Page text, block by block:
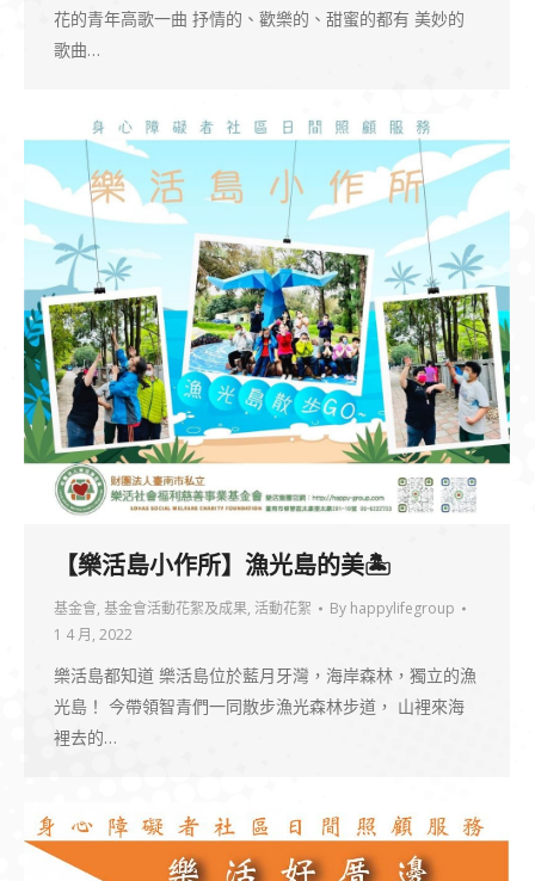
花的青年高歌一曲 抒情的、歡樂的、甜蜜的都有 美妙的
歌曲…
【樂活島小作所】漁光島的美🏝
基金會, 基金會活動花絮及成果, 活動花絮 By happylifegroup
1 4 月, 2022
樂活島都知道 樂活島位於藍月牙灣，海岸森林，獨立的漁
光島！ 今帶領智青們一同散步漁光森林步道， 山裡來海
裡去的…